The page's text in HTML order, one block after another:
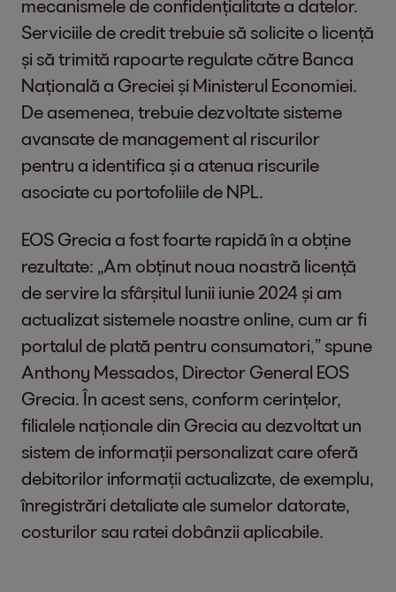
mecanismele de confidențialitate a datelor.
Serviciile de credit trebuie să solicite o licență
și să trimită rapoarte regulate către Banca
Națională a Greciei și Ministerul Economiei.
De asemenea, trebuie dezvoltate sisteme
avansate de management al riscurilor
pentru a identifica și a atenua riscurile
asociate cu portofoliile de NPL.
EOS Grecia a fost foarte rapidă în a obține
rezultate: „Am obținut noua noastră licență
de servire la sfârșitul lunii iunie 2024 și am
actualizat sistemele noastre online, cum ar fi
portalul de plată pentru consumatori,” spune
Anthony Messados, Director General EOS
Grecia. În acest sens, conform cerințelor,
filialele naționale din Grecia au dezvoltat un
sistem de informații personalizat care oferă
debitorilor informații actualizate, de exemplu,
înregistrări detaliate ale sumelor datorate,
costurilor sau ratei dobânzii aplicabile.